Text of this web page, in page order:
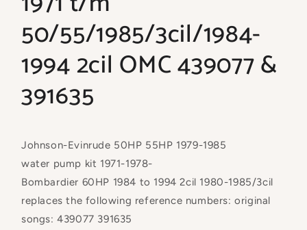
50/55/1985/3cil/1984-
1994 2cil OMC 439077 &
391635
Johnson-Evinrude 50HP 55HP 1979-1985
water pump kit 1971-1978-
Bombardier 60HP 1984 to 1994 2cil 1980-1985/3cil
replaces the following reference numbers: original
songs: 439077 391635